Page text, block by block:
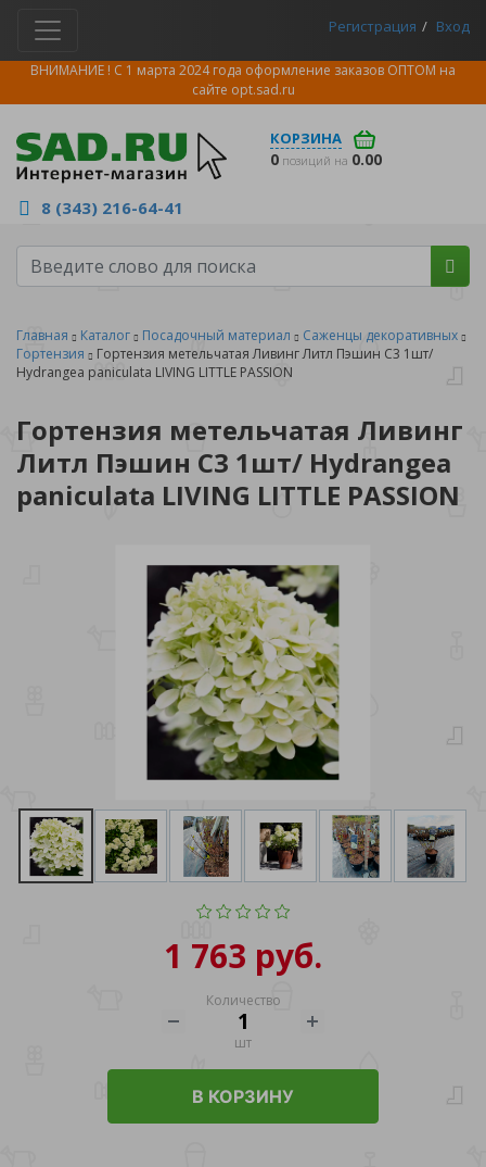
Регистрация Вход
ВНИМАНИЕ ! С 1 марта 2024 года оформление заказов ОПТОМ на
сайте opt.sad.ru
КОРЗИНА
0 позиций на 0.00
8 (343) 216-64-41
Главная Каталог Посадочный материал
Саженцы декоративных
Гортензия
Гортензия метельчатая Ливинг Литл Пэшин С3 1шт/
Hydrangea paniculata LIVING LITTLE PASSION
Гортензия метельчатая Ливинг
Литл Пэшин С3 1шт/ Hydrangea
paniculata LIVING LITTLE PASSION
1 763 руб.
Количество
шт
В КОРЗИНУ